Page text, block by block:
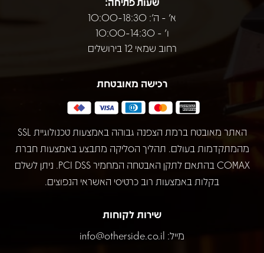
א' - ה': 10:00-18:30
ו' - 10:00-14:30
רחוב שמאי 12 בירושלים
רכישה מאובטחת
האתר מאובטח ברמת הצפנה גבוהה באמצעות טכנולוגיית SSL
מהמתקדמות בעולם. תהליך הסליקה מתבצע באמצעות חברת
COMAX בהתאם לתקן האבטחה המחמיר PCI DSS. ניתן לשלם
בקלות באמצעות רוב כרטיסי האשראי הנפוצים.
שירות לקוחות
מייל: info@otherside.co.il